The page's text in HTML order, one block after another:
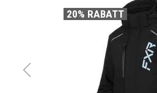
20% RABATT